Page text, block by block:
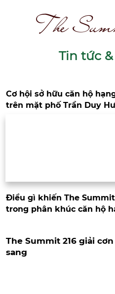
The
Tin tức
Cơ hội sở hữu căn hộ
trên mặt phố Trần Duy
Điều gì khiến The
trong phân khúc căn hộ
The Summit 216 giải
sang